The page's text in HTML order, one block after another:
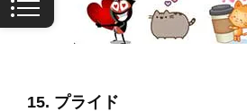
15. プライド